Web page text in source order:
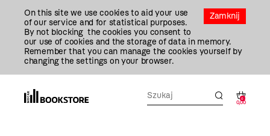
Zamknij
On this site we use cookies to aid your use
of our service and for statistical purposes.
By not blocking the cookies you consent to
our use of cookies and the storage of data in memory.
Remember that you can manage the cookies yourself by
changing the settings on your browser.
0
0,00